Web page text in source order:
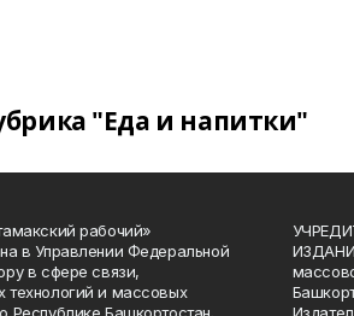
"Еда и напитки"
рабочий»
в Управлении Федеральной
в сфере связи,
технологий и массовых